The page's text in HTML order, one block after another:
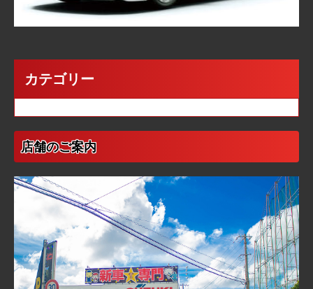
カテゴリー
店舗のご案内